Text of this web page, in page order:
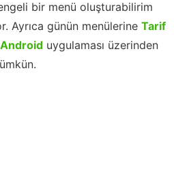
bir menü oluşturabilirim
Ayrıca günün menülerine Tarif
uygulaması üzerinden